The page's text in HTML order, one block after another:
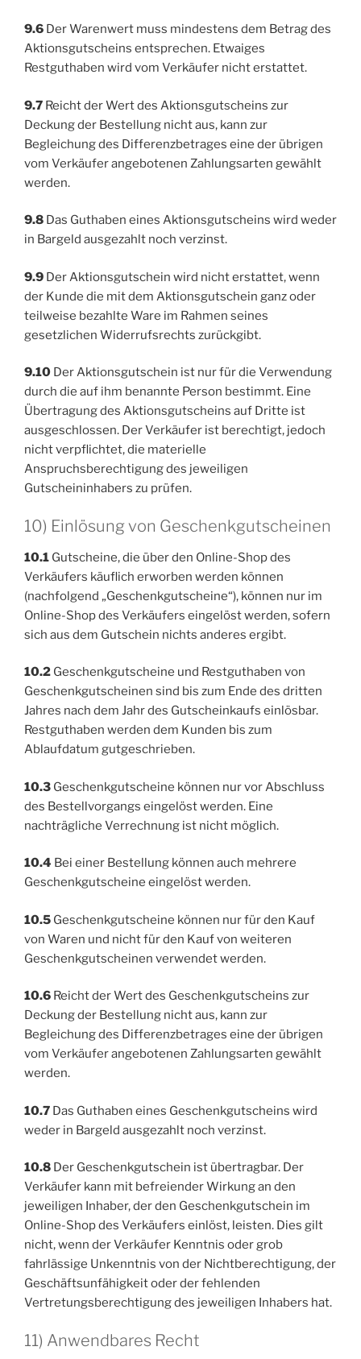
9.6 Der Warenwert muss mindestens dem Betrag des
Aktionsgutscheins entsprechen. Etwaiges
Restguthaben wird vom Verkäufer nicht erstattet.
9.7 Reicht der Wert des Aktionsgutscheins zur
Deckung der Bestellung nicht aus, kann zur
Begleichung des Differenzbetrages eine der übrigen
vom Verkäufer angebotenen Zahlungsarten gewählt
werden.
9.8 Das Guthaben eines Aktionsgutscheins wird weder
in Bargeld ausgezahlt noch verzinst.
9.9 Der Aktionsgutschein wird nicht erstattet, wenn
der Kunde die mit dem Aktionsgutschein ganz oder
teilweise bezahlte Ware im Rahmen seines
gesetzlichen Widerrufsrechts zurückgibt.
9.10 Der Aktionsgutschein ist nur für die Verwendung
durch die auf ihm benannte Person bestimmt. Eine
Übertragung des Aktionsgutscheins auf Dritte ist
ausgeschlossen. Der Verkäufer ist berechtigt, jedoch
nicht verpflichtet, die materielle
Anspruchsberechtigung des jeweiligen
Gutscheininhabers zu prüfen.
10) Einlösung von Geschenkgutscheinen
10.1 Gutscheine, die über den Online-Shop des
Verkäufers käuflich erworben werden können
(nachfolgend „Geschenkgutscheine“), können nur im
Online-Shop des Verkäufers eingelöst werden, sofern
sich aus dem Gutschein nichts anderes ergibt.
10.2 Geschenkgutscheine und Restguthaben von
Geschenkgutscheinen sind bis zum Ende des dritten
Jahres nach dem Jahr des Gutscheinkaufs einlösbar.
Restguthaben werden dem Kunden bis zum
Ablaufdatum gutgeschrieben.
10.3 Geschenkgutscheine können nur vor Abschluss
des Bestellvorgangs eingelöst werden. Eine
nachträgliche Verrechnung ist nicht möglich.
10.4 Bei einer Bestellung können auch mehrere
Geschenkgutscheine eingelöst werden.
10.5 Geschenkgutscheine können nur für den Kauf
von Waren und nicht für den Kauf von weiteren
Geschenkgutscheinen verwendet werden.
10.6 Reicht der Wert des Geschenkgutscheins zur
Deckung der Bestellung nicht aus, kann zur
Begleichung des Differenzbetrages eine der übrigen
vom Verkäufer angebotenen Zahlungsarten gewählt
werden.
10.7 Das Guthaben eines Geschenkgutscheins wird
weder in Bargeld ausgezahlt noch verzinst.
10.8 Der Geschenkgutschein ist übertragbar. Der
Verkäufer kann mit befreiender Wirkung an den
jeweiligen Inhaber, der den Geschenkgutschein im
Online-Shop des Verkäufers einlöst, leisten. Dies gilt
nicht, wenn der Verkäufer Kenntnis oder grob
fahrlässige Unkenntnis von der Nichtberechtigung, der
Geschäftsunfähigkeit oder der fehlenden
Vertretungsberechtigung des jeweiligen Inhabers hat.
11) Anwendbares Recht